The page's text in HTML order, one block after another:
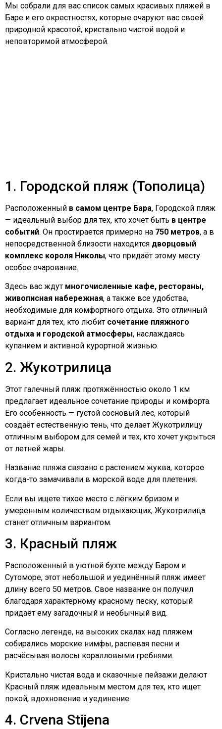
Мы собрали для вас список самых красивых пляжей в
Баре и его окрестностях, которые очаруют вас своей
природной красотой, кристально чистой водой и
неповторимой атмосферой.
1. Городской пляж (Тополица)
Расположенный в самом центре Бара, Городской пляж
— идеальный выбор для тех, кто хочет быть в центре
событий. Он простирается примерно на 750 метров, а в
непосредственной близости находится дворцовый
комплекс короля Николы, что придаёт этому месту
особое очарование.
Здесь вас ждут многочисленные кафе, рестораны,
живописная набережная, а также все удобства,
необходимые для комфортного отдыха. Это отличный
вариант для тех, кто любит сочетание пляжного
отдыха и городской атмосферы, наслаждаясь
купанием и активной курортной жизнью.
2. Жукотрилица
Этот галечный пляж протяжённостью около 1 км
предлагает идеальное сочетание природы и комфорта.
Его особенность — густой сосновый лес, который
создаёт естественную тень, что делает Жукотрилицу
отличным выбором для семей и тех, кто хочет укрыться
от летней жары.
Название пляжа связано с растением жуква, которое
когда-то замачивали в морской воде для плетения.
Если вы ищете тихое место с лёгким бризом и
умеренным количеством отдыхающих, Жукотрилица
станет отличным вариантом.
3. Красный пляж
Расположенный в уютной бухте между Баром и
Сутоморе, этот небольшой и уединённый пляж имеет
длину всего 50 метров. Свое название он получил
благодаря характерному красному песку, который
придаёт ему загадочный и необычный вид.
Согласно легенде, на высоких скалах над пляжем
собирались морские нимфы, распевая песни и
расчёсывая волосы коралловыми гребнями.
Кристально чистая вода и сказочные пейзажи делают
Красный пляж идеальным местом для тех, кто ищет
покой, вдохновение и уединение.
4. Crvena Stijena